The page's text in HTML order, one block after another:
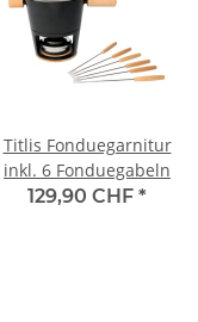
Titlis Fonduegarnitur
inkl. 6 Fonduegabeln
129,90 CHF *